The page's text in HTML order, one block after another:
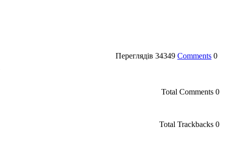
Переглядів 34349 Comments 0
Total Comments 0
Total Trackbacks 0